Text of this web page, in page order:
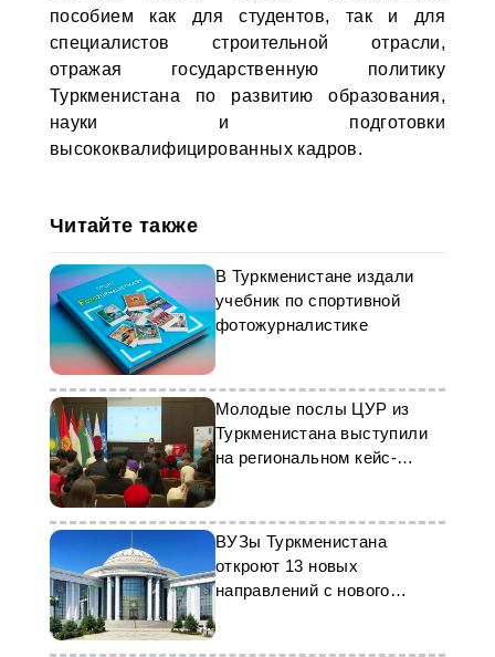
пособием как для студентов, так и для
специалистов строительной отрасли,
отражая государственную политику
Туркменистана по развитию образования,
науки и подготовки
высококвалифицированных кадров.
Читайте также
В Туркменистане издали
учебник по спортивной
фотожурналистике
Молодые послы ЦУР из
Туркменистана выступили
на региональном кейс-
чемпионате
ВУЗы Туркменистана
откроют 13 новых
направлений с нового